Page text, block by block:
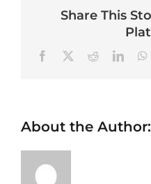
Share This
FacebookReddit
About the Author: